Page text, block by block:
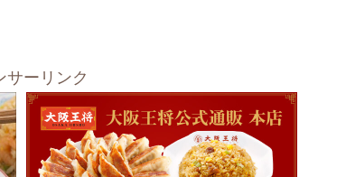
サーリンク